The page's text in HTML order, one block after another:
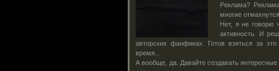
Реклама?
многие
Нет, я не говорю
активность. И
авторских фанфиках. Готов взяться за
время...
А вообще, да. Давайте создавать